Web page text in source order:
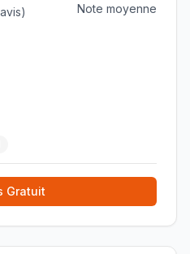
avis)
Note moyenne
Gratuit